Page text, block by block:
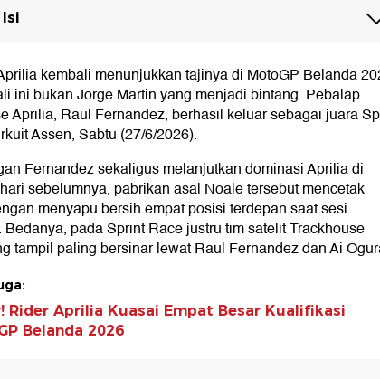
Sprint Race MotoGP Belanda 2026
kembali menunjukkan tajinya di MotoGP Belanda
ini bukan Jorge Martin yang menjadi bintang. Pebalap
Aprilia, Raul Fernandez, berhasil keluar sebagai juara
Assen, Sabtu (27/6/2026).
Fernandez sekaligus melanjutkan dominasi Aprilia di
sebelumnya, pabrikan asal Noale tersebut mencetak
menyapu bersih empat posisi terdepan saat sesi
pada Sprint Race justru tim satelit Trackhouse
tampil paling bersinar lewat Raul Fernandez dan Ai
Rider Aprilia Kuasai Empat Besar Kualifikasi
Belanda 2026